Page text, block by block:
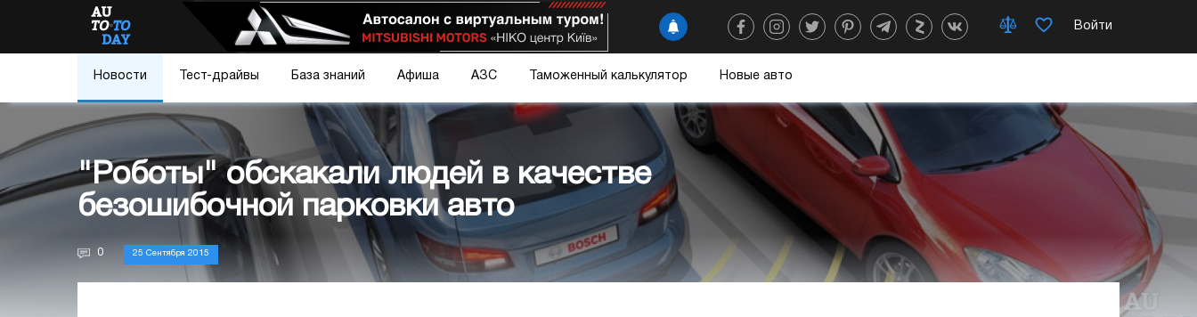
Войти
Новости Тест-драйвы База знаний Афиша АЗС Таможенный калькулятор Новые авто
"Роботы" обскакали людей в качестве
безошибочной парковки авто
0 25 Сентября 2015